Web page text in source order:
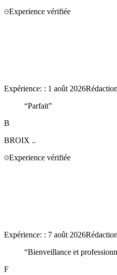
Experience vérifiée
Expérience: : 1 août 2026
“Parfait”
B
BROIX ..
Experience vérifiée
Expérience: : 7 août 2026
“Bienveillance et
F